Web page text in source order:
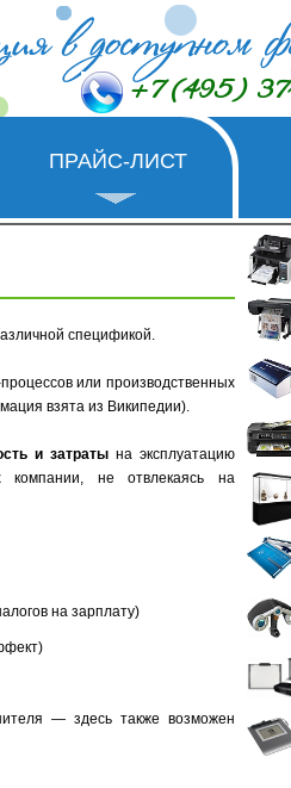
+7 (495)
ПРАЙС-ЛИСТ
спецификой.
или производственных
взята из Википедии).
и затратына эксплуатацию
компании, не отвлекаясь на
на зарплату)
— здесь также возможен